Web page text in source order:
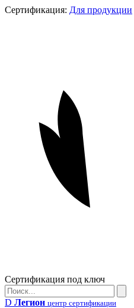
Сертификация: Для продукции
Бейдж
Сертификация под ключ
Поиск
D Легион центр сертификации